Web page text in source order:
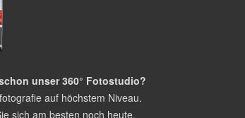
unser 360° Fotostudio?
auf höchstem Niveau.
sich am besten noch heute.